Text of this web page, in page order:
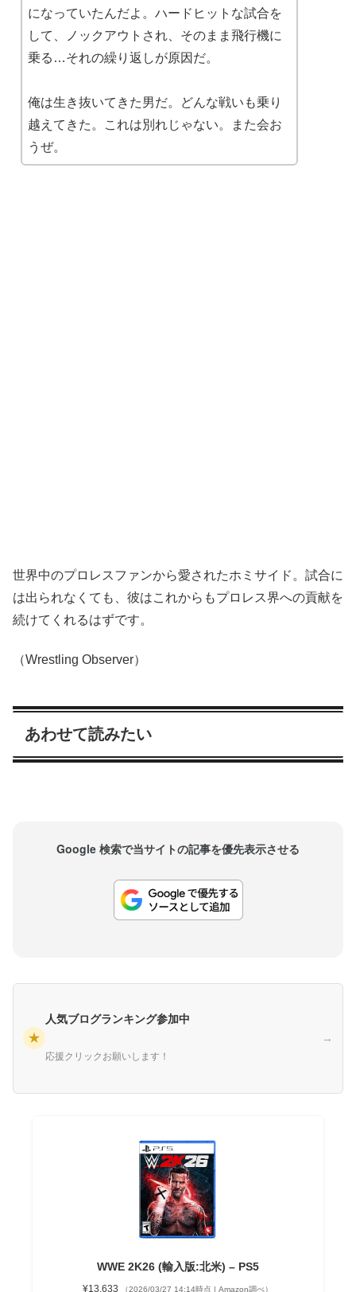
になっていたんだよ。ハードヒットな試合を
して、ノックアウトされ、そのまま飛行機に
乗る…それの繰り返しが原因だ。
俺は生き抜いてきた男だ。どんな戦いも乗り
越えてきた。これは別れじゃない。また会お
うぜ。
世界中のプロレスファンから愛されたホミサイド。試合に
は出られなくても、彼はこれからもプロレス界への貢献を
続けてくれるはずです。
（Wrestling Observer）
あわせて読みたい
Google 検索で当サイトの記事を優先表示させる
★
人気ブログランキング参加中
応援クリックお願いします！
→
WWE 2K26 (輸入版:北米) – PS5
¥13,633 （2026/03/27 14:14時点 | Amazon調べ）